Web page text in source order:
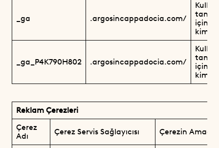
_ga .argosincappadocia.com/
için
kimlik
_ga_P4K790H802 .argosincappadocia.com/
için
kimlik
Reklam Çerezleri
Çerez
Adı
Çerez Servis Sağlayıcısı Çerezin Amacı